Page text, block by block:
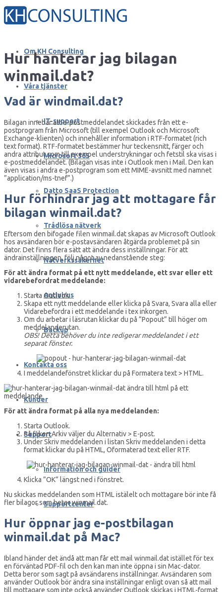
Om KH Consulting
Våra tjänster
IT-support
Microsoft 365
Datto SaaS Protection
Trådlösa nätverk
Nätverkssäkerhet
Antivirus
Backup
Kontakta oss
Kunder
Support
Information och guider
Supportcenter
Hur hanterar jag bilagan
winmail.dat?
Vad är windmail.dat?
Bilagan innebär att e-postmeddelandet skickades från ett e-
postprogram från Microsoft (till exempel Outlook och Microsoft
Exchange-klienten) och innehåller information i RTF-formatet (rich
text format). RTF-formatet bestämmer hur teckensnitt, färger och
andra attribut som till exempel understrykningar och fetstil ska visas i
e-postmeddelandet. (Bilagan visas inte i Outlook men i Mail. Den kan
även visas i andra e-postprogram som ett MIME-avsnitt med namnet
”application/ms-tnef”.)
Hur förhindrar jag att mottagare får
bilagan winmail.dat?
Eftersom den bifogade filen winmail.dat skapas av Microsoft Outlook
hos avsändaren bör e-postavsändaren åtgärda problemet på sin
dator. Det finns flera sätt att ändra dess inställningar. För att
ändrainställningen, följ något av nedanstående steg:
För att ändra format på ett nytt meddelande, ett svar eller ett
vidarebefordrat meddelande:
Starta Outlook.
Skapa ett nytt meddelande eller klicka på Svara, Svara alla eller
Vidarebefordra i ett meddelande i tex inkorgen.
Om du arbetar i läsrutan klickar du på ”Popout” till höger om
meddelanderutan.
OBS! Detta behöver du inte redigerar meddelandet i ett
separat fönster.
I meddelandefönstret klickar du på Formatera text > HTML.
För att ändra format på alla nya meddelanden:
Starta Outlook.
På fliken Arkiv väljer du Alternativ > E-post.
Under Skriv meddelanden i listan Skriv meddelanden i detta
format klickar du på HTML, Oformaterad text eller RTF.
Klicka ”OK” längst ned i fönstret.
Nu skickas meddelanden som HTML istälelt och mottagare bör inte få
fler bilagor som heter winmail.dat.
Hur öppnar jag e-postbilagan
winmail.dat på Mac?
Ibland händer det ändå att man får ett mail winmail.dat istället för tex
en förväntad PDF-fil och den kan man inte öppna i sin Mac-dator.
Detta beror som sagt på avsändarens inställningar. Avsändaren som
använder Outlook bör ändra sina inställningar enligt ovan så att mail
till mottagare som inte också använder Outlook skickas i HTML-format